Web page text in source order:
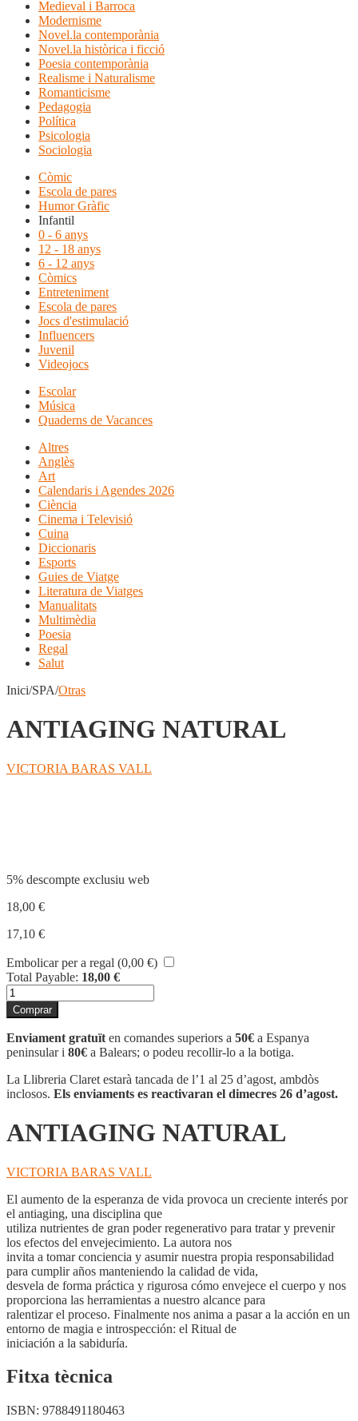
Medieval i Barroca
Modernisme
Novel.la contemporània
Novel.la històrica i ficció
Poesia contemporània
Realisme i Naturalisme
Romanticisme
Pedagogia
Política
Psicologia
Sociologia
Còmic
Escola de pares
Humor Gràfic
Infantil
0 - 6 anys
12 - 18 anys
6 - 12 anys
Còmics
Entreteniment
Escola de pares
Jocs d'estimulació
Influencers
Juvenil
Videojocs
Escolar
Música
Quaderns de Vacances
Altres
Anglès
Art
Calendaris i Agendes 2026
Ciència
Cinema i Televisió
Cuina
Diccionaris
Esports
Guies de Viatge
Literatura de Viatges
Manualitats
Multimèdia
Poesia
Regal
Salut
Inici/SPA/Otras
ANTIAGING NATURAL
VICTORIA BARAS VALL
5% descompte exclusiu web
18,00 €
17,10 €
Embolicar per a regal (0,00 €)
Total Payable: 18,00 €
quantitat
de
ANTIAGING
NATURAL
Comprar
Enviament gratuït en comandes superiors a 50€ a Espanya
peninsular i 80€ a Balears; o podeu recollir-lo a la botiga.
La Llibreria Claret estarà tancada de l’1 al 25 d’agost, ambdòs
inclosos. Els enviaments es reactivaran el dimecres 26 d’agost.
ANTIAGING NATURAL
VICTORIA BARAS VALL
El aumento de la esperanza de vida provoca un creciente interés por
el antiaging, una disciplina que
utiliza nutrientes de gran poder regenerativo para tratar y prevenir
los efectos del envejecimiento. La autora nos
invita a tomar conciencia y asumir nuestra propia responsabilidad
para cumplir años manteniendo la calidad de vida,
desvela de forma práctica y rigurosa cómo envejece el cuerpo y nos
proporciona las herramientas a nuestro alcance para
ralentizar el proceso. Finalmente nos anima a pasar a la acción en un
entorno de magia e introspección: el Ritual de
iniciación a la sabiduría.
Fitxa tècnica
ISBN: 9788491180463